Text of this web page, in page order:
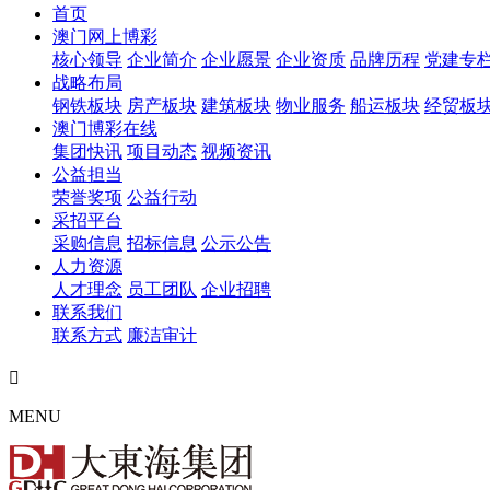
首页
澳门网上博彩
核心领导 企业简介 企业愿景 企业资质 品牌历程 党建专
战略布局
钢铁板块 房产板块 建筑板块 物业服务 船运板块 经贸板
澳门博彩在线
集团快讯 项目动态 视频资讯
公益担当
荣誉奖项 公益行动
采招平台
采购信息 招标信息 公示公告
人力资源
人才理念 员工团队 企业招聘
联系我们
联系方式 廉洁审计

MENU